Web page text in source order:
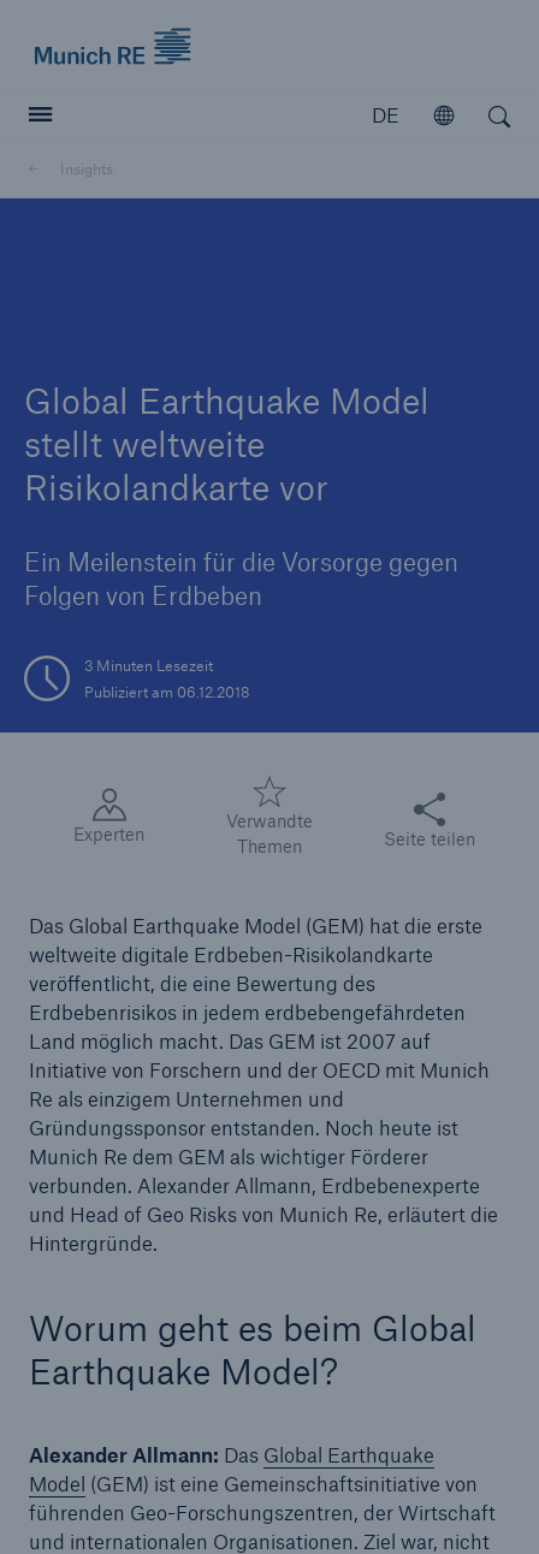
DE Öffnen
Insights
Global Earthquake Model
stellt weltweite
Risikolandkarte vor
Ein Meilenstein für die Vorsorge gegen
Folgen von Erdbeben
3 Minuten Lesezeit
Publiziert am 06.12.2018
Experten
Verwandte
Themen
Diese Seite
Seite teilen
Das Global Earthquake Model (GEM) hat die erste
weltweite digitale Erdbeben-Risikolandkarte
veröffentlicht, die eine Bewertung des
Erdbebenrisikos in jedem erdbebengefährdeten
Land möglich macht. Das GEM ist 2007 auf
Initiative von Forschern und der OECD mit Munich
Re als einzigem Unternehmen und
Gründungssponsor entstanden. Noch heute ist
Munich Re dem GEM als wichtiger Förderer
verbunden. Alexander Allmann, Erdbebenexperte
und Head of Geo Risks von Munich Re, erläutert die
Hintergründe.
Worum geht es beim Global
Earthquake Model?
Alexander Allmann: Das Global Earthquake
Model (GEM) ist eine Gemeinschaftsinitiative von
führenden Geo-Forschungszentren, der Wirtschaft
und internationalen Organisationen. Ziel war, nicht
Tech Trend Radar 2026
Our expert perspective for insurance
Reinsurance Property/Casualty
Marine Trend Radar 2025
Naturkatastrophen
Versicherungslücke: der Anteil der nicht
seit 1980 beträgt